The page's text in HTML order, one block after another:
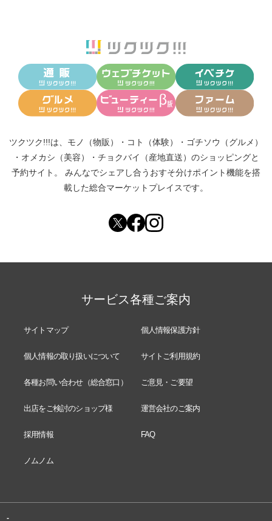
ツクツク!!!は、 モノ（物販） ・ コト（体験） ・ ゴチソウ（グルメ）
・ オメカシ（美容） ・ チョクバイ（産地直送） のショッピングと
予約サイト。
みんなでシェアし合う おすそ分けポイント機能を搭
載した総合マーケットプレイスです。
サービス各種ご案内
サイトマップ 個人情報保護方針
個人情報の取り扱いについて サイトご利用規約
各種お問い合わせ（総合窓口） ご意見・ご要望
出店をご検討のショップ様 運営会社のご案内
採用情報 FAQ
ノムノム
-